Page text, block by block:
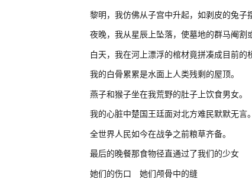
黎明，我仿佛从子宫中升起，如剥皮的兔子
夜晚，我从星辰上坠落，使墓地的群马阉割
白天，我在河上漂浮的棺材竟拼凑成目前的
我的白骨累累是水面上人类残剩的屋顶。
燕子和猴子坐在我荒野的肚子上饮食男女。
我的心脏中楚国王廷面对北方难民默默无言。
全世界人民如今在战争之前粮草齐备。
最后的晚餐那食物径直通过了我们的少女
她们的伤口 她们颅骨中的缝